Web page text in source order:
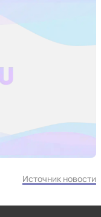
Источник новости